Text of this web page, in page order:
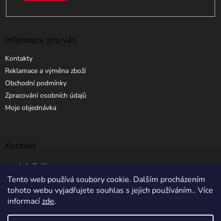
Tento web používá soubory cookie. Dalším procházením
tohoto webu vyjadřujete souhlas s jejich používáním.. Více
informacízde.
Informace pro vás
Kontakty
Reklamace a výměna zboží
Obchodní podmínky
Zpracování osobních údajů
Moje objednávka
Kontakt
info @ elibros.cz
+420 734 184 444